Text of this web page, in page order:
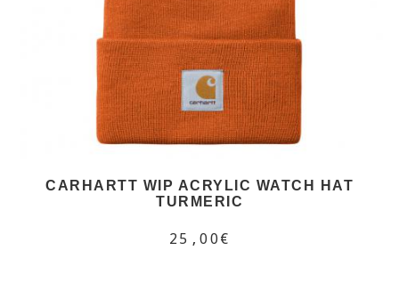
CARHARTT WIP ACRYLIC WATCH HAT
TURMERIC
25,00€